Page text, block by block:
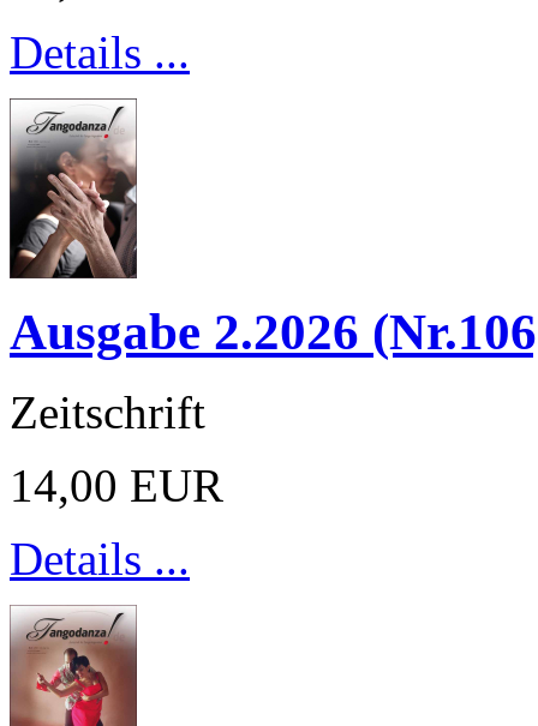
Details ...
Ausgabe 2.2026
Zeitschrift
14,00 EUR
Details ...